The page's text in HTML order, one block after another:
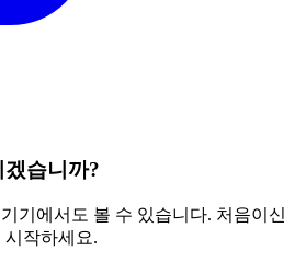
습니까?
기에서도 볼 수 있습니다. 처음이신
시작하세요.